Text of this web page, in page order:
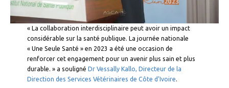
« La collaboration interdisciplinaire peut avoir un impact
considérable sur la santé publique. La journée nationale
« Une Seule Santé » en 2023 a été une occasion de
renforcer cet engagement pour un avenir plus sain et plus
durable. » a souligné Dr Vessally Kallo, Directeur de la
Direction des Services Vétérinaires de Côte d’Ivoire.